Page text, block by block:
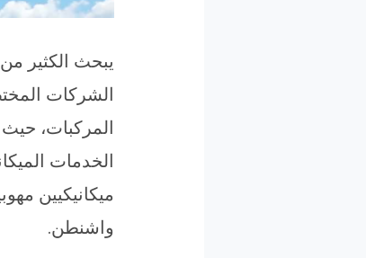
يبحث الكثير
الشركات
المركبات،
الخدمات
ميكانيكيين
واشنطن.